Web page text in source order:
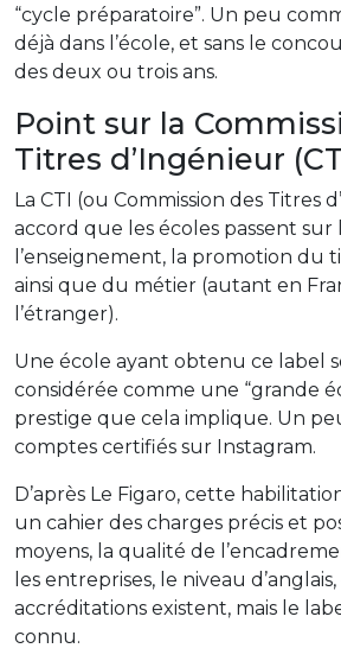
“cycle préparatoire”. Un peu
déjà dans l’école, et sans le
des deux ou trois ans.
Point sur la
Titres d’Ingénieur
La CTI (ou Commission des Titres
accord que les écoles passent sur
l’enseignement, la promotion du
ainsi que du métier (autant en
l’étranger).
Une école ayant obtenu ce label
considérée comme une “grande
prestige que cela implique. Un
comptes certifiés sur Instagram.
D’après Le Figaro, cette
un cahier des charges précis et
moyens, la qualité de
les entreprises, le niveau d’anglais,
accréditations existent, mais le
connu.